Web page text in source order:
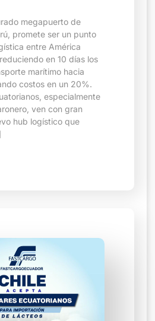
megapuerto de
promete ser un punto
entre América
en 10 días los
marítimo hacia
costos en un 20%.
especialmente
ven con gran
hub logístico que